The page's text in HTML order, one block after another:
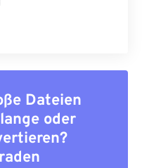
Dateien
oder